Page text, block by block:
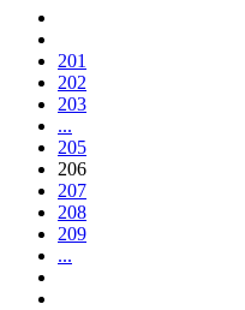
201
202
203
...
205
206
207
208
209
...